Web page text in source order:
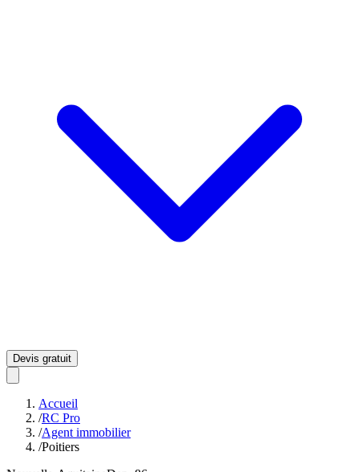
Devis gratuit
Accueil
/RC Pro
/Agent immobilier
/Poitiers